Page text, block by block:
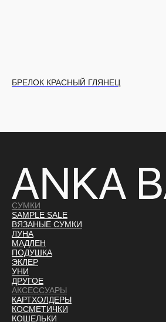
БРЕЛОК КРАСНЫЙ ГЛЯНЕЦ
СУМКИ
SAMPLE SALE
ВЯЗАНЫЕ СУМКИ
ЛУНА
МАДЛЕН
ПОДУШКА
ЭКЛЕР
УНИ
ДРУГОЕ
АКСЕССУАРЫ
КАРТХОЛДЕРЫ
КОСМЕТИЧКИ
КОШЕЛЬКИ